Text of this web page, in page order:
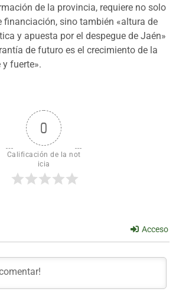
de la provincia, requiere no solo
financiación, sino también «altura de
y apuesta por el despegue de Jaén»
de futuro es el crecimiento de la
y fuerte».
0
Calificación de la not
icia
Acceso